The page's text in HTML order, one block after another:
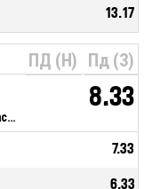
13.17
ПД (Н) Пд (З)
ЧЕРКАСЬКІ МАВПИ (Черкаси)
8.33
7.33
6.33